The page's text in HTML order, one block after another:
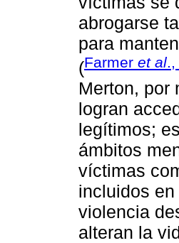
abrogarse
para
(Farmer et al
Merton, por
logran
legítimos;
ámbitos
víctimas
incluidos
violencia
alteran la